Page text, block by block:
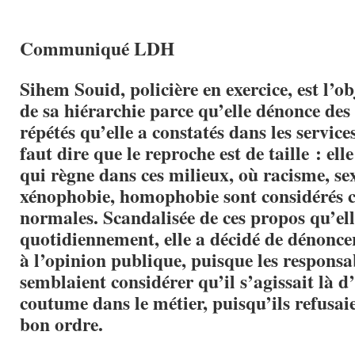
Communiqué LDH
Sihem Souid, policière en exercice, est
de sa hiérarchie parce qu’elle dénonce
répétés qu’elle a constatés dans les
faut dire que le reproche est de taille :
qui règne dans ces milieux, où racisme,
xénophobie, homophobie sont considérés
normales. Scandalisée de ces propos
quotidiennement, elle a décidé de
à l’opinion publique, puisque les
semblaient considérer qu’il s’agissait là
coutume dans le métier, puisqu’ils
bon ordre.